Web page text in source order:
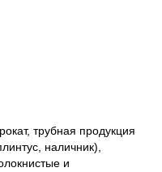
трубная продукция
наличник),
и